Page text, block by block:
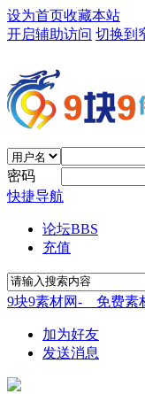
设为首页收藏本站
开启辅助访问 切换到
密码
快捷导航
论坛BBS
充值
9块9素材网-＿免费
加为好友
发送消息